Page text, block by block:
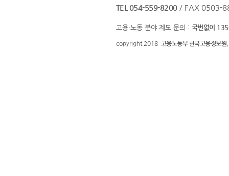
TEL 054-559-8200 / FAX 0503-
고용·노동 분야 제도 문의 : 국번없이
copyright 2018 고용노동부 한국고용정보원.